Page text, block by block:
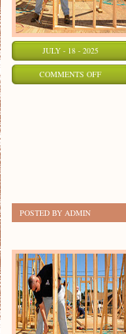
JULY - 18 - 2025
COMMENTS OFFON
POSTED BY ADMIN